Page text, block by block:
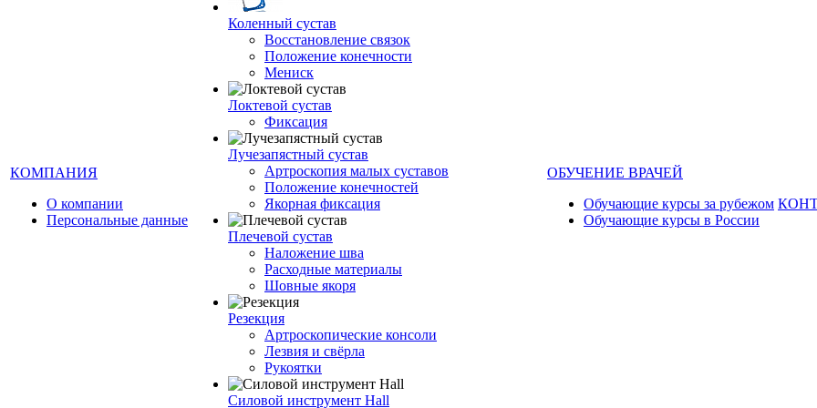
КОМПАНИЯ
О компании
Персональные данные
Коленный сустав
Восстановление связок
Положение конечности
Мениск
Локтевой сустав
Фиксация
Лучезапястный сустав
Артроскопия малых суставов
Положение конечностей
Якорная фиксация
Плечевой сустав
Наложение шва
Расходные материалы
Шовные якоря
Резекция
Артроскопические консоли
Лезвия и свёрла
Рукоятки
Силовой инструмент Hall
ОБУЧЕНИЕ ВРАЧЕЙ
Обучающие курсы за рубежом
Обучающие курсы в России